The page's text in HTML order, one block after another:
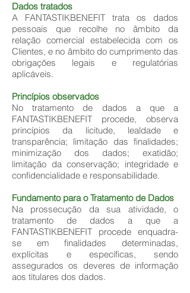
Dados tratados
A FANTASTIKBENEFIT trata os dados
pessoais que recolhe no âmbito da
relação comercial estabelecida com os
Clientes, e no âmbito do cumprimento das
obrigações legais e regulatórias
aplicáveis.
Princípios observados
No tratamento de dados a que a
FANTASTIKBENEFIT procede, observa
princípios da licitude, lealdade e
transparência; limitação das finalidades;
minimização dos dados; exatidão;
limitação da conservação; integridade e
confidencialidade e responsabilidade.
Fundamento para o Tratamento de Dados
Na prossecução da sua atividade, o
tratamento de dados a que a
FANTASTIKBENEFIT procede enquadra-
se em finalidades determinadas,
explícitas e específicas, sendo
assegurados os deveres de informação
aos titulares dos dados.